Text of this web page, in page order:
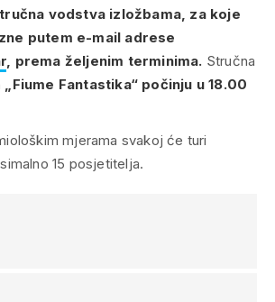
vodstva izložbama, za koje
putem e-mail adrese
, prema željenim terminima. Stručna
„Fiume Fantastika“ počinju u 18.00
mjerama svakoj će turi
15 posjetitelja.